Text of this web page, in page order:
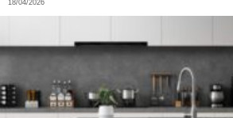
18/04/2026